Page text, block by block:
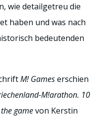
wie detailgetreu die
haben und was nach
bedeutenden
M! Gameserschien
M!arathon. 10
gamevon Kerstin